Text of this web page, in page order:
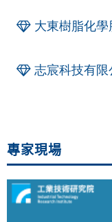
大東樹脂化
志宸科技有限
專家現場